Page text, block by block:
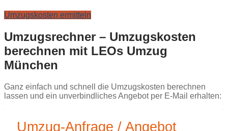
Umzugskosten ermitteln
Umzugsrechner – Umzugskosten
berechnen mit LEOs Umzug
München
Ganz einfach und schnell die Umzugskosten berechnen
lassen und ein unverbindliches Angebot per E-Mail erhalten:
Umzug-Anfrage / Angebot